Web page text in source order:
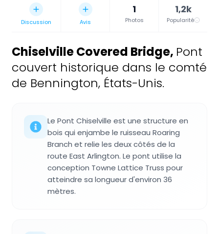
Discussion Avis
1
Photos
1,2k
Popularité
Chiselville Covered Bridge, Pont
couvert historique dans le comté
de Bennington, États-Unis.
Le Pont Chiselville est une structure en
bois qui enjambe le ruisseau Roaring
Branch et relie les deux côtés de la
route East Arlington. Le pont utilise la
conception Towne Lattice Truss pour
atteindre sa longueur d'environ 36
mètres.